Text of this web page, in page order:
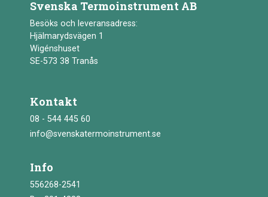
Svenska Termoinstrument AB
Besöks och leveransadress:
Hjälmarydsvägen 1
Wigénshuset
SE-573 38 Tranås
Kontakt
08 - 544 445 60
info@svenskatermoinstrument.se
Info
556268-2541